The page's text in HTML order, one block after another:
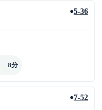
●5-36
8分
●7-52